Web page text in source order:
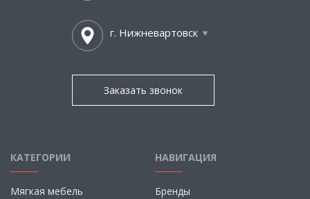
г. Нижневартовск
Заказать звонок
КАТЕГОРИИ
Мягкая мебель
НАВИГАЦИЯ
Бренды